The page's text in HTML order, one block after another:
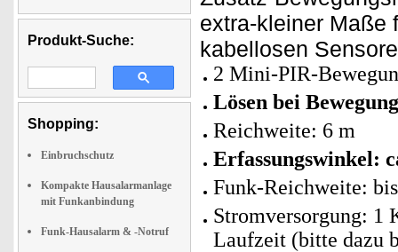
Produkt-Suche:
Shopping:
Einbruchschutz
Kompakte Hausalarmanlage
mit Funkanbindung
Funk-Hausalarm & -Notruf
extra-kleiner Maße
kabellosen
2 Mini-PIR-
Lösen bei
Reichweite: 6 m
Erfassungswinkel:
Funk-Reichweite:
Stromversorgung: 1
Laufzeit (bitte dazu